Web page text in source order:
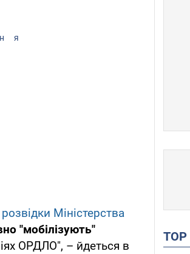
Міністерства
"мобілізують"
ОРДЛО", – йдеться в